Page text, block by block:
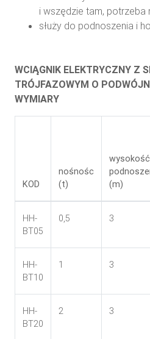
i wszędzie tam, potrzeba
służy do podnoszenia i
WCIĄGNIK ELEKTRYCZNY Z
TRÓJFAZOWYM O
WYMIARY
KOD
nośnośc
(t)
wysokość
(m)
HH-
BT05
0,5 3
HH-
BT10
1 3
HH-
BT20
2 3